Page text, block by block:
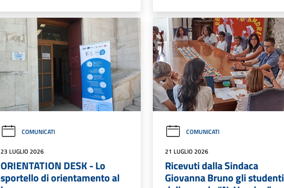
COMUNICATI
23 LUGLIO 2026
ORIENTATION DESK - Lo
sportello di orientamento al
COMUNICATI
21 LUGLIO 2026
Ricevuti dalla Sindaca
Giovanna Bruno gli studenti